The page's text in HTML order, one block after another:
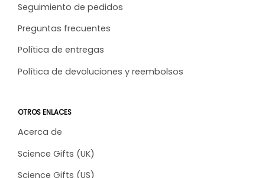
Seguimiento de pedidos
Preguntas frecuentes
Política de entregas
Política de devoluciones y reembolsos
OTROS ENLACES
Acerca de
Science Gifts (UK)
Science Gifts (US)